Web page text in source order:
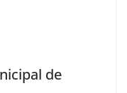
de